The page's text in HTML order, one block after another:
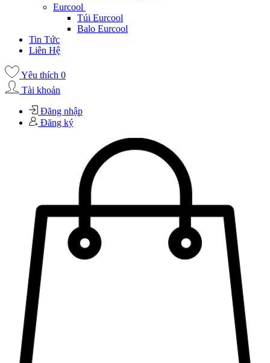
Eurcool
Túi Eurcool
Balo Eurcool
Tin Tức
Liên Hệ
Yêu thích 0
Tài khoản
Đăng nhập
Đăng ký